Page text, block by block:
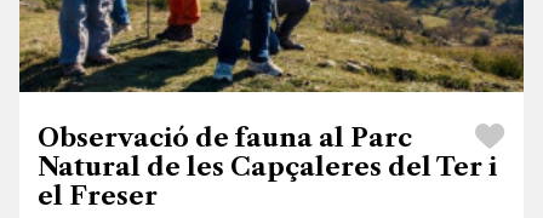
Observació de fauna al Parc
Natural de les Capçaleres del Ter i
el Freser